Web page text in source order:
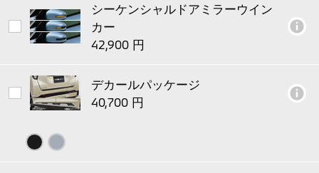
シーケンシャルドアミラーウイン
カー
デカールパッケージ